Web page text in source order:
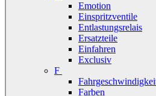
Emotion
Einspritzventile
Entlastungsrelais
Ersatzteile
Einfahren
Exclusiv
F
Farben